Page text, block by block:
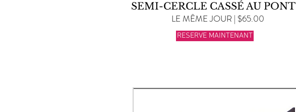
SEMI-CERCLE CASSÉ AU PONT
LE MÊME JOUR | $65.00
RESERVE MAINTENANT